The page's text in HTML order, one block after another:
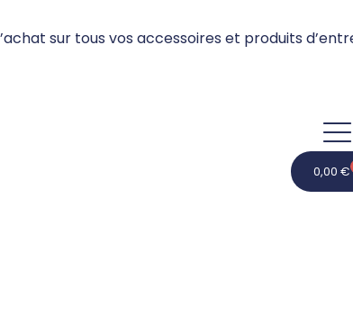
sur tous vos accessoires et produits
0,00 €